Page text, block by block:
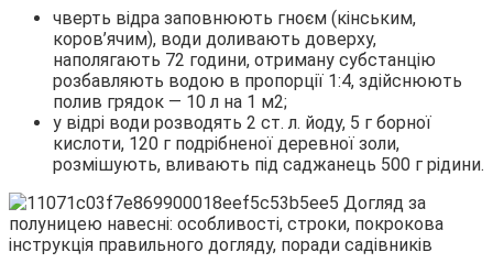
чверть відра заповнюють гноєм (кінським,
коров’ячим), води доливають доверху,
наполягають 72 години, отриману субстанцію
розбавляють водою в пропорції 1:4, здійснюють
полив грядок — 10 л на 1 м2;
у відрі води розводять 2 ст. л. йоду, 5 г борної
кислоти, 120 г подрібненої деревної золи,
розмішують, вливають під саджанець 500 г рідини.